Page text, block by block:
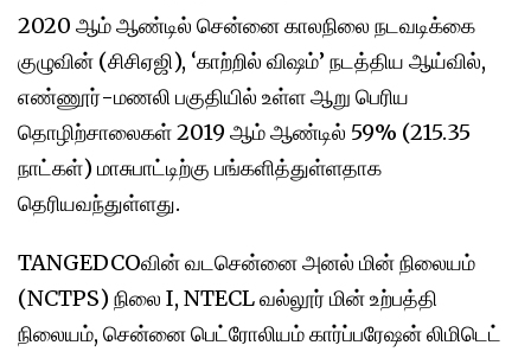
2020 ஆம் ஆண்டில் சென்னை காலநிலை நடவடிக்கை
குழுவின் (சிசிஏஜி), ‘காற்றில் விஷம்’ நடத்திய ஆய்வில்,
எண்ணூர்-மணலி பகுதியில் உள்ள ஆறு பெரிய
தொழிற்சாலைகள் 2019 ஆம் ஆண்டில் 59% (215.35
நாட்கள்) மாசுபாட்டிற்கு பங்களித்துள்ளதாக
தெரியவந்துள்ளது.
TANGEDCOவின் வடசென்னை அனல் மின் நிலையம்
(NCTPS) நிலை I, NTECL வல்லூர் மின் உற்பத்தி
நிலையம், சென்னை பெட்ரோலியம் கார்ப்பரேஷன் லிமிடெட்